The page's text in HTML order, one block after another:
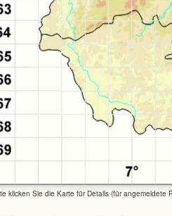
klicken Sie die Karte für Details (für angemeldete